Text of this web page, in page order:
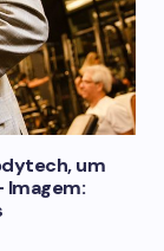
um
Imagem: